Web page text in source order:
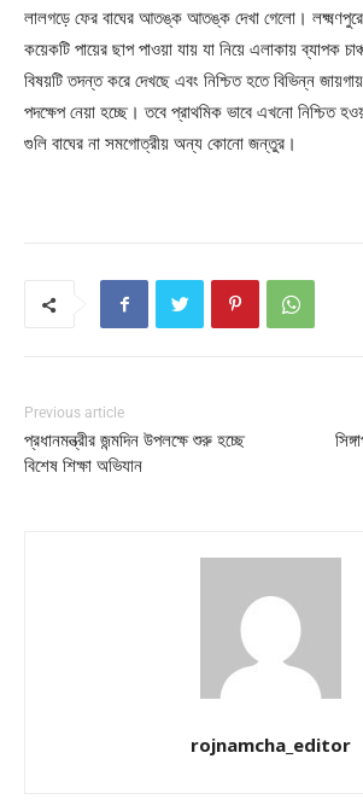
লালগড়ে ফের বাঘের আতঙ্ক আতঙ্ক দেখা গেলো।
কয়েকটি পায়ের ছাপ পাওয়া যায় যা নিয়ে এলাকায় ব্যাপক
বিষয়টি তদন্ত করে দেখছে এবং নিশ্চিত হতে বিভিন্ন জায়গায়
পদক্ষেপ নেয়া হচ্ছে। তবে প্রাথমিক ভাবে এখনো নিশ্চিত
গুলি বাঘের না সমগোত্রীয় অন্য কোনো জন্তুর।
Previous article
প্রধানমন্ত্রীর জন্মদিন উপলক্ষে শুরু হচ্ছে
বিশেষ শিক্ষা অভিযান
rojnamcha_editor